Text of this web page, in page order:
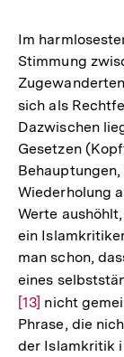
Im
Stimmung
sich als
Dazwischen
Gesetzen
Wiederholung
Werte
ein
man schon,
eines
[13] nicht
Phrase, die
der Islamkritik